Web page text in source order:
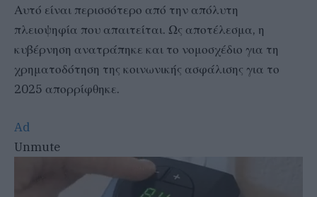
Αυτό είναι περισσότερο από την απόλυτη
πλειοψηφία που απαιτείται. Ως αποτέλεσμα, η
κυβέρνηση ανατράπηκε και το νομοσχέδιο για τη
χρηματοδότηση της κοινωνικής ασφάλισης για το
2025 απορρίφθηκε.
Ad
Unmute